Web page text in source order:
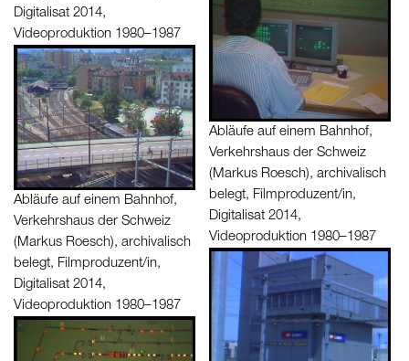
Digitalisat 2014,
Videoproduktion 1980–1987
Abläufe auf einem Bahnhof,
Verkehrshaus der Schweiz
(Markus Roesch), archivalisch
belegt, Filmproduzent/in,
Digitalisat 2014,
Videoproduktion 1980–1987
Abläufe auf einem Bahnhof,
Verkehrshaus der Schweiz
(Markus Roesch), archivalisch
belegt, Filmproduzent/in,
Digitalisat 2014,
Videoproduktion 1980–1987